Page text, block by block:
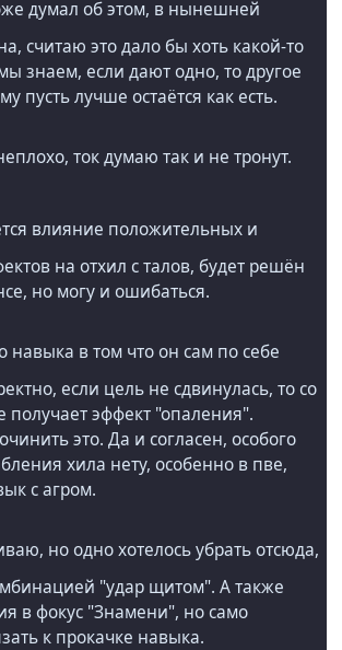
думал об этом, в нынешней
считаю это дало бы хоть какой-то
знаем, если дают одно, то другое
пусть лучше остаётся как есть.
ток думаю так и не тронут.
влияние положительных и
на отхил с талов, будет решён
но могу и ошибаться.
навыка в том что он сам по себе
если цель не сдвинулась, то со
получает эффект "опаления".
это. Да и согласен, особого
хила нету, особенно в пве,
с агром.
но одно хотелось убрать отсюда,
"удар щитом". А также
в фокус "Знамени", но само
к прокачке навыка.